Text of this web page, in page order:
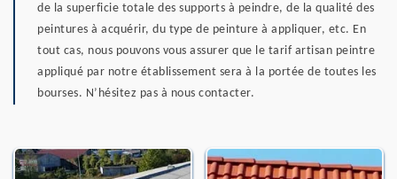
de la superficie totale des supports à peindre, de la qualité des
peintures à acquérir, du type de peinture à appliquer, etc. En
tout cas, nous pouvons vous assurer que le tarif artisan peintre
appliqué par notre établissement sera à la portée de toutes les
bourses. N’hésitez pas à nous contacter.